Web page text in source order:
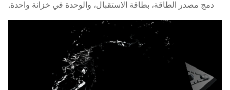
دمج مصدر الطاقة، بطاقة الاستقبال، والوحدة في خزانة واحدة.